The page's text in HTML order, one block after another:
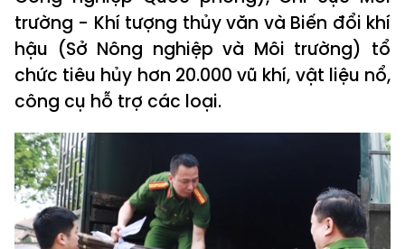
trường - Khí tượng thủy văn và Biến đổi khí
hậu (Sở Nông nghiệp và Môi trường) tổ
chức tiêu hủy hơn 20.000 vũ khí, vật liệu nổ,
công cụ hỗ trợ các loại.